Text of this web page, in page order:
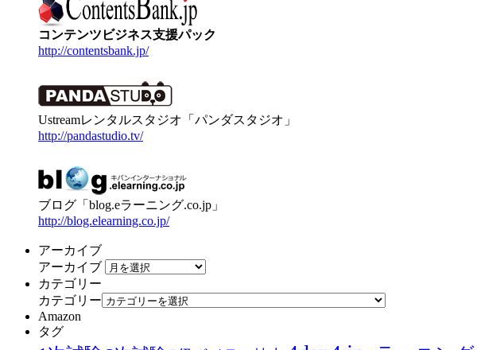
コンテンツビジネス支援パック
http://contentsbank.jp/
Ustreamレンタルスタジオ「パンダスタジオ」
http://pandastudio.tv/
ブログ「blog.eラーニング.co.jp」
http://blog.elearning.co.jp/
アーカイブ
アーカイブ
カテゴリー
カテゴリー
Amazon
タグ